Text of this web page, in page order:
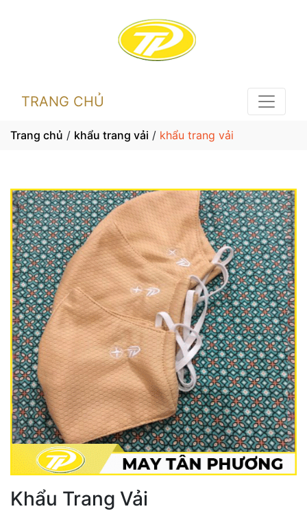
TRANG CHỦ
Trang chủ / khẩu trang vải / khẩu trang vải
Khẩu Trang Vải